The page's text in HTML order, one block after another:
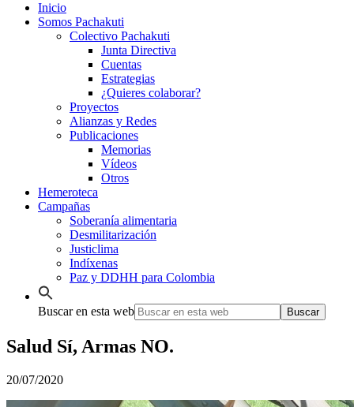
Inicio
Somos Pachakuti
Colectivo Pachakuti
Junta Directiva
Cuentas
Estrategias
¿Quieres colaborar?
Proyectos
Alianzas y Redes
Publicaciones
Memorias
Vídeos
Otros
Hemeroteca
Campañas
Soberanía alimentaria
Desmilitarización
Justiclima
Indíxenas
Paz y DDHH para Colombia
Buscar en esta web
Salud Sí, Armas NO.
20/07/2020